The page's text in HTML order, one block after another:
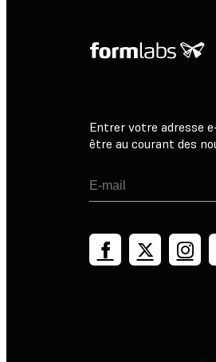
Entrer votre adresse
être au courant des